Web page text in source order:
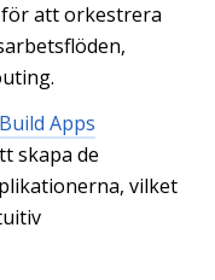
för att orkestrera
Apps
skapa de
vilket